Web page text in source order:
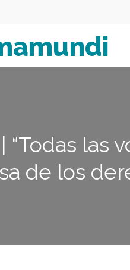
“Todas las
de los